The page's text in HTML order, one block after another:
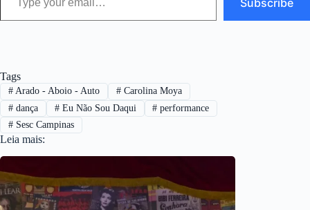
Subscribe
Tags
#Arado - Aboio - Auto #Carolina Moya
#dança #Eu Não Sou Daqui # performance
#Sesc Campinas
Leia mais: